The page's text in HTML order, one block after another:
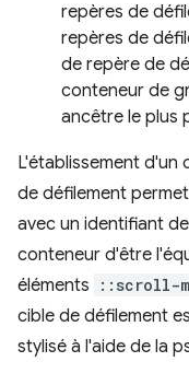
repères de
repères de
de repère de
conteneur de
ancêtre le plus
L'établissement d'un
de défilement
avec un identifiant
conteneur d'être
éléments
::scroll-
cible de défilement
stylisé à l'aide de la